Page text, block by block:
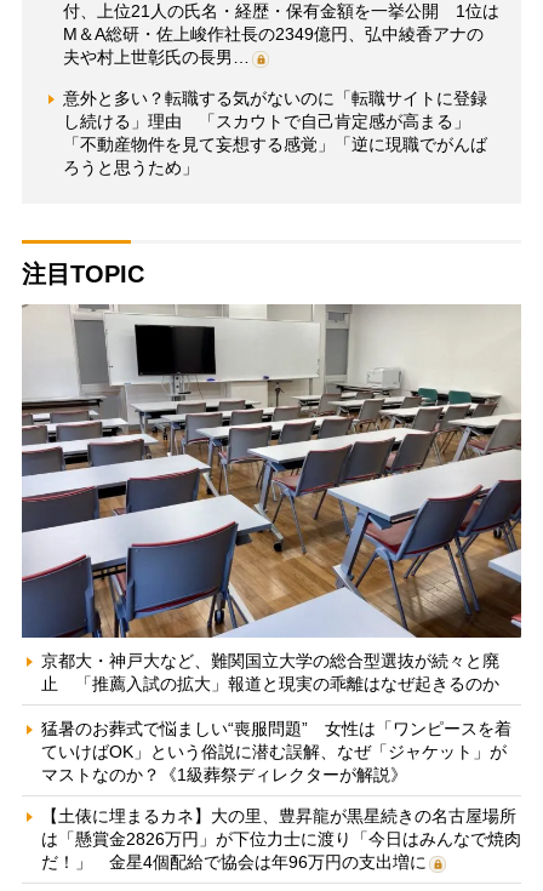
付、上位21人の氏名・経歴・保有金額を一挙公開 1位は
M＆A総研・佐上峻作社長の2349億円、弘中綾香アナの
夫や村上世彰氏の長男…
意外と多い？転職する気がないのに「転職サイトに登録
し続ける」理由 「スカウトで自己肯定感が高まる」
「不動産物件を見て妄想する感覚」「逆に現職でがんば
ろうと思うため」
注目TOPIC
京都大・神戸大など、難関国立大学の総合型選抜が続々と廃
止 「推薦入試の拡大」報道と現実の乖離はなぜ起きるのか
猛暑のお葬式で悩ましい“喪服問題” 女性は「ワンピースを着
ていけばOK」という俗説に潜む誤解、なぜ「ジャケット」が
マストなのか？《1級葬祭ディレクターが解説》
【土俵に埋まるカネ】大の里、豊昇龍が黒星続きの名古屋場所
は「懸賞金2826万円」が下位力士に渡り「今日はみんなで焼肉
だ！」 金星4個配給で協会は年96万円の支出増に